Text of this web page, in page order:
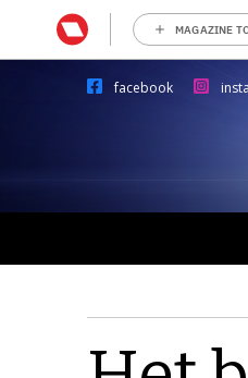
MAGAZINE
facebook